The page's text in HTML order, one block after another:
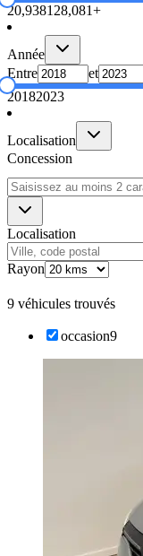
20,938128,081+
Année
Entre
et
20182023
Localisation
Concession
Localisation
Rayon
9 véhicules trouvés
occasion9